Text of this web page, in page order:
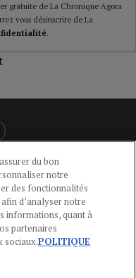
gratuite de La Chronique Agora
vous désinscrire de La
.
-POLITIQUE DES COOKIES
-AIDE
du bon
notre
des fonctionnalités
d’analyser notre
informations, quant à
partenaires
sociaux.POLITIQUE